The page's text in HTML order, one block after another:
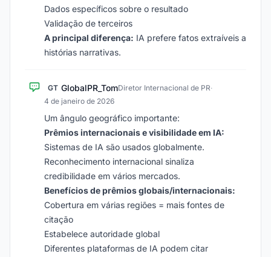
Dados específicos sobre o resultado
Validação de terceiros
A principal diferença: IA prefere fatos extraíveis a
histórias narrativas.
GT GlobalPR_TomDiretor Internacional de PR·
4 de janeiro de 2026
Um ângulo geográfico importante:
Prêmios internacionais e visibilidade em IA:
Sistemas de IA são usados globalmente.
Reconhecimento internacional sinaliza
credibilidade em vários mercados.
Benefícios de prêmios globais/internacionais:
Cobertura em várias regiões = mais fontes de
citação
Estabelece autoridade global
Diferentes plataformas de IA podem citar